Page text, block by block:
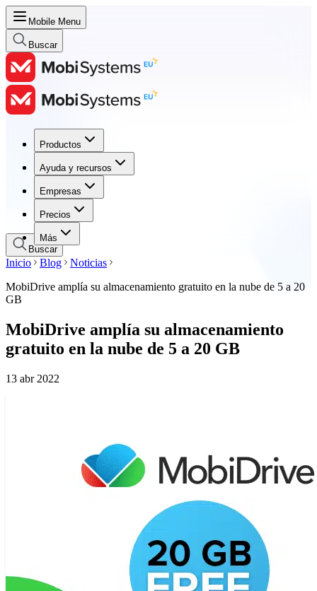
Mobile Menu
Buscar
Productos
Ayuda y recursos
Empresas
Precios
Más
Productos
Ayuda y recursos
Empresas
Precios
Buscar
Inicio Blog
Noticias
MobiDrive amplía su almacenamiento gratuito en la nube de 5 a 20
GB
MobiDrive amplía su almacenamiento
gratuito en la nube de 5 a 20 GB
13 abr 2022